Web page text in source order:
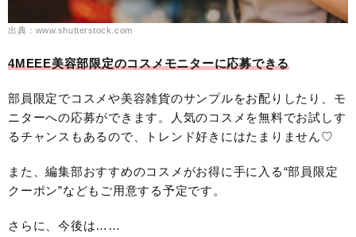
出典：www.shutterstock.com
4MEEE美容部限定のコスメモニターに応募できる
部員限定でコスメや美容雑貨のサンプルをお配りしたり、モ
ニターへの応募ができます。人気のコスメを無料でお試しす
るチャンスもあるので、トレンド好きにはたまりません♡
また、編集部おすすめのコスメがお得に手に入る“部員限定
クーポン”などもご用意する予定です。
さらに、今後は……